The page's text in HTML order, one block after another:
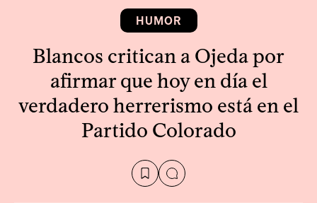
HUMOR
Blancos critican a Ojeda por
afirmar que hoy en día el
verdadero herrerismo está en el
Partido Colorado